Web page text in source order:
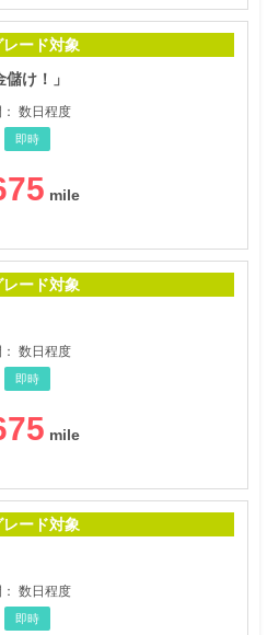
レード対象
け！」
数日程度
即時
レード対象
数日程度
即時
レード対象
数日程度
即時